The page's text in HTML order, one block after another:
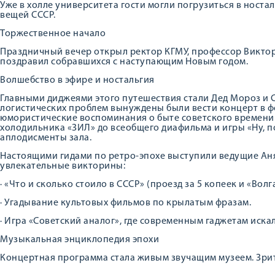
Уже в холле университета гости могли погрузиться в
вещей СССР.
Торжественное начало
Праздничный вечер открыл ректор КГМУ, профессор
поздравил собравшихся с наступающим Новым годом.
Волшебство в эфире и ностальгия
Главными диджеями этого путешествия стали Дед Мороз и
логистических проблем вынуждены были вести концерт в
юмористические воспоминания о быте советского
холодильника «ЗИЛ» до всеобщего диафильма и игры «Ну,
аплодисменты зала.
Настоящими гидами по ретро-эпохе выступили ведущие
увлекательные викторины:
· «Что и сколько стоило в СССР» (проезд за 5 копеек и
· Угадывание культовых фильмов по крылатым фразам.
· Игра «Советский аналог», где современным гаджетам
Музыкальная энциклопедия эпохи
Концертная программа стала живым звучащим музеем.